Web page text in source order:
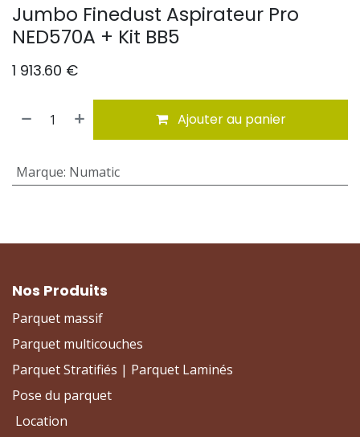
Jumbo Finedust Aspirateur Pro
NED570A + Kit BB5
1 913.60 €
Ajouter au panier
Marque: Numatic
Nos Produits
Parquet massif
Parquet multicouches
Parquet Stratifiés | Parquet Laminés
Pose du parquet
Location